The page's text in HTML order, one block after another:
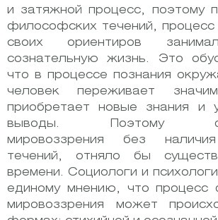
и затяжной процесс, поэтому
философских течений, процесс
своих ориентиров
сознательную жизнь. Это
что в процессе познания
человек переживает
приобретает новые знания и
выводы. Поэтому
мировоззрения без
течений, отняло бы
времени. Социологи и
единому мнению, что процесс
мировоззрения может